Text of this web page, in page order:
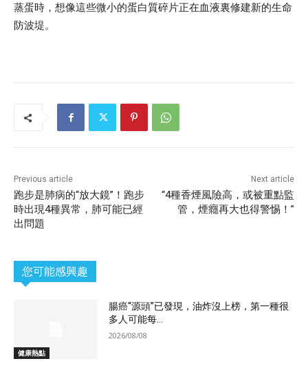
蒸蛋時，想像這些微小的蛋白質碎片正在血液裏修建新的生命
防波堤。
Previous article
跑步是肺病的“放大鏡”！跑步
時出現4種異常，肺可能已經
出問題
Next article
“4種香煙風險高，或被重點監
管，煙癮再大也得警惕！”
您可能感興趣
健康熱點
腸癌“源頭”已發現，油炸沒上榜，第一種很
多人可能每...
2026/08/08